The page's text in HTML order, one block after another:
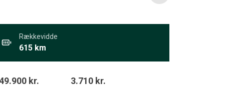
Rækkevidde
615 km
kr. 3.710 kr.